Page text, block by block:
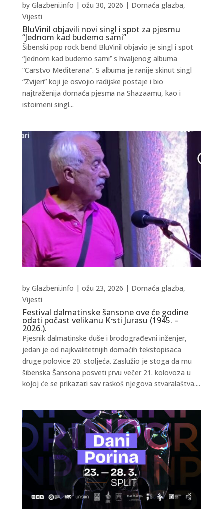
BluVinil objavili novi singl i spot za pjesmu
“Jednom kad budemo sami”
by Glazbeni.info | ožu 30, 2026 | Domaća glazba,
Vijesti
Šibenski pop rock bend BluVinil objavio je singl i spot
“Jednom kad budemo sami” s hvaljenog albuma
“Carstvo Mediterana”. S albuma je ranije skinut singl
“Zvijeri” koji je osvojio radijske postaje i bio
najtraženija domaća pjesma na Shazaamu, kao i
istoimeni singl...
Festival dalmatinske šansone ove će godine
odati počast velikanu Krsti Jurasu (1945. –
2026.).
by Glazbeni.info | ožu 23, 2026 | Domaća glazba,
Vijesti
Pjesnik dalmatinske duše i brodograđevni inženjer,
jedan je od najkvalitetnijih domaćih tekstopisaca
druge polovice 20. stoljeća. Zaslužio je stoga da mu
šibenska Šansona posveti prvu večer 21. kolovoza u
kojoj će se prikazati sav raskoš njegova stvaralaštva....